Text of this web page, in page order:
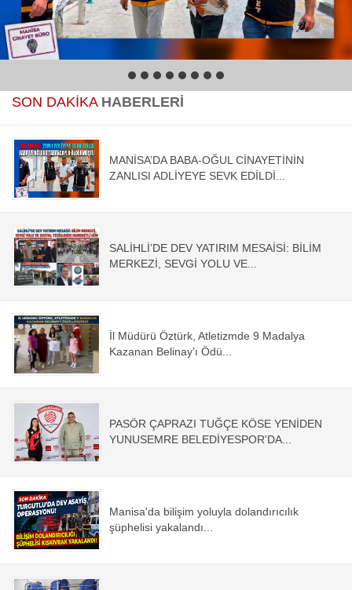
1 2 3 4 5 6 7 8
SON DAKİKA HABERLERİ
MANİSA’DA BABA-OĞUL CİNAYETİNİN
ZANLISI ADLİYEYE SEVK EDİLDİ...
SALİHLİ’DE DEV YATIRIM MESAİSİ: BİLİM
MERKEZİ, SEVGİ YOLU VE...
İl Müdürü Öztürk, Atletizmde 9 Madalya
Kazanan Belinay’ı Ödü...
PASÖR ÇAPRAZI TUĞÇE KÖSE YENİDEN
YUNUSEMRE BELEDİYESPOR'DA...
Manisa'da bilişim yoluyla dolandırıcılık
şüphelisi yakalandı...